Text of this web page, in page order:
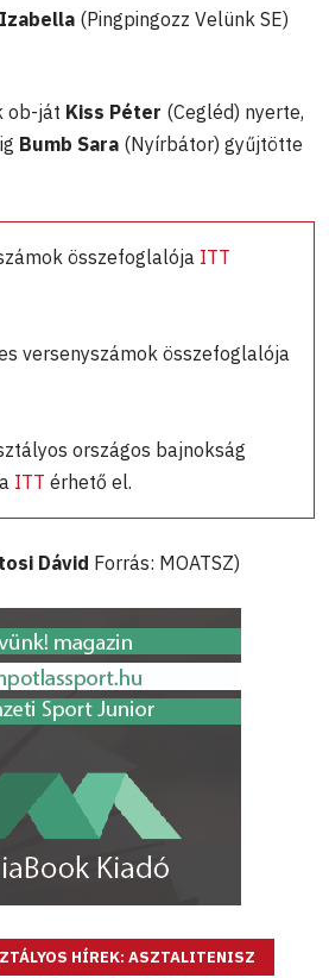
(Pingpingozz Velünk SE)
ob-ját Kiss Péter (Cegléd) nyerte,
Bumb Sara (Nyírbátor) gyűjtötte
összefoglalója ITT
versenyszámok összefoglalója
országos bajnokság
ITT érhető el.
Dávid Forrás: MOATSZ)
HÍREK: ASZTALITENISZ